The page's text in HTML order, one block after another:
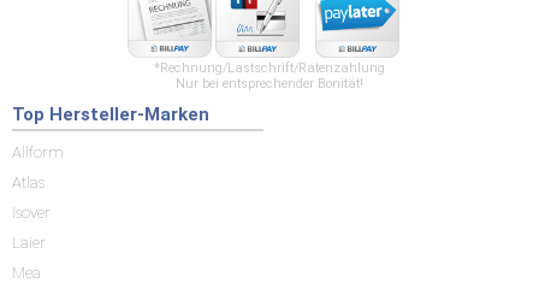
*Rechnung/Lastschrift/Ratenzahlung
Nur bei entsprechender Bonität!
Top Hersteller-Marken
Allform
Atlas
Isover
Laier
Mea